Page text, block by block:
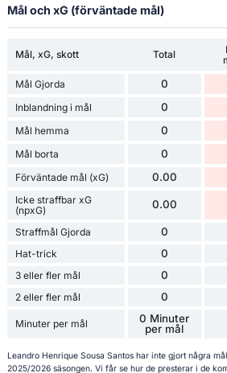
Mål och xG (förväntade mål)
Mål, xG, skott Total
Mål Gjorda 0
Inblandning i mål 0
Mål hemma 0
Mål borta 0
Förväntade mål (xG) 0.00
Icke straffbar xG
(npxG)
0.00
Straffmål Gjorda 0
Hat-trick 0
3 eller fler mål 0
2 eller fler mål 0
Minuter per mål
0 Minuter
per mål
Leandro Henrique Sousa Santos har inte gjort några
2025/2026 säsongen. Vi får se hur de presterar i de